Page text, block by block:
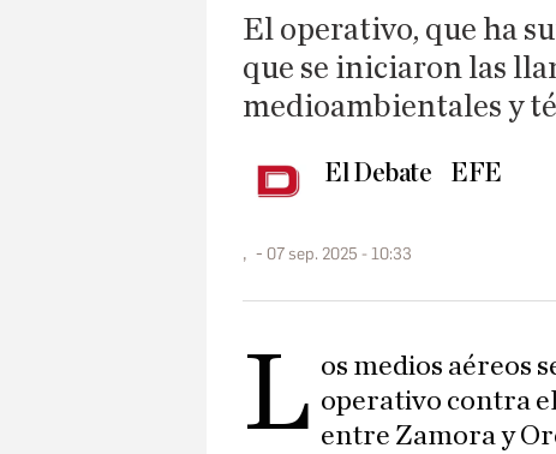
El operativo, que ha
que se iniciaron las
medioambientales y
El Debate EFE
, 07 sep. 2025 - 10:33
L os medios aéreos
operativo contra
entre Zamora y